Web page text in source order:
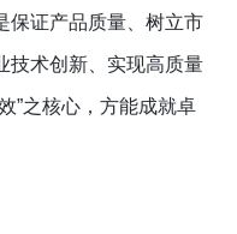
保证产品质量、树立市
技术创新、实现高质量
”之核心，方能成就卓